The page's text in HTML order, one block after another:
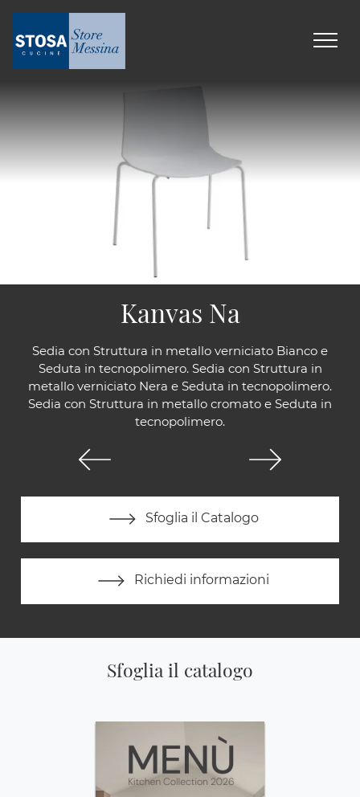
Sedia con Struttura in metallo verniciato Bianco e
Seduta in tecnopolimero. Sedia con Struttura in
metallo verniciato Nera e Seduta in tecnopolimero.
Sedia con Struttura in metallo cromato e Seduta in
tecnopolimero.
Sfoglia il Catalogo
Richiedi informazioni
Kanvas Na
Sfoglia il catalogo